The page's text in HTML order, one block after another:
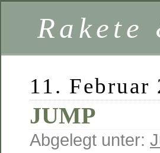
Rakete
11. Februar
JUMP
Abgelegt unter: